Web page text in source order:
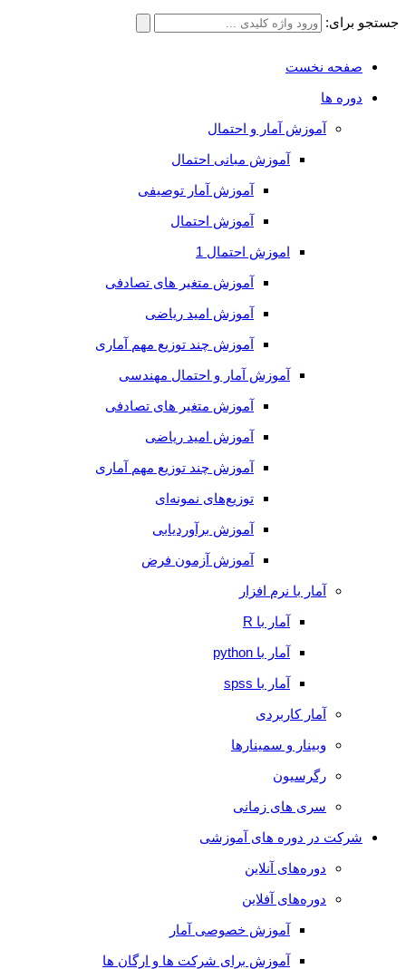
جستجو برای:
صفحه نخست
دوره ها
آموزش آمار و احتمال
آموزش مبانی احتمال
آموزش آمار توصیفی
آموزش احتمال
اموزش احتمال 1
آموزش متغیر های تصادفی
آموزش امید ریاضی
آموزش چند توزیع مهم آماری
آموزش آمار و احتمال مهندسی
آموزش متغیر های تصادفی
آموزش امید ریاضی
آموزش چند توزیع مهم آماری
توزیع‌های نمونه‌ای
آموزش برآوردیابی
آموزش آزمون فرض
آمار با نرم افزار
آمار با R
آمار با python
آمار با spss
آمار کاربردی
وبینار و سمینارها
رگرسیون
سری های زمانی
شرکت در دوره های آموزشی
دوره‌های آنلاین
دوره‌های آفلاین
آموزش خصوصی آمار
آموزش برای شرکت ها و ارگان ها